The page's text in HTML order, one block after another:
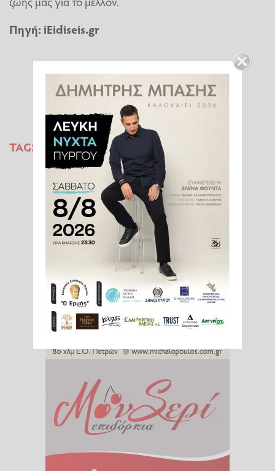
Πηγή:iEidiseis.gr
TAGS:
ΚΛΙΜΑΤΙΚΗ ΑΛΛΑΓΗ
ΚΑΥΣΩΝΑΣ
ΘΑΛΑΣΣΙΟΣ ΚΑΥΣΩΝΑΣ